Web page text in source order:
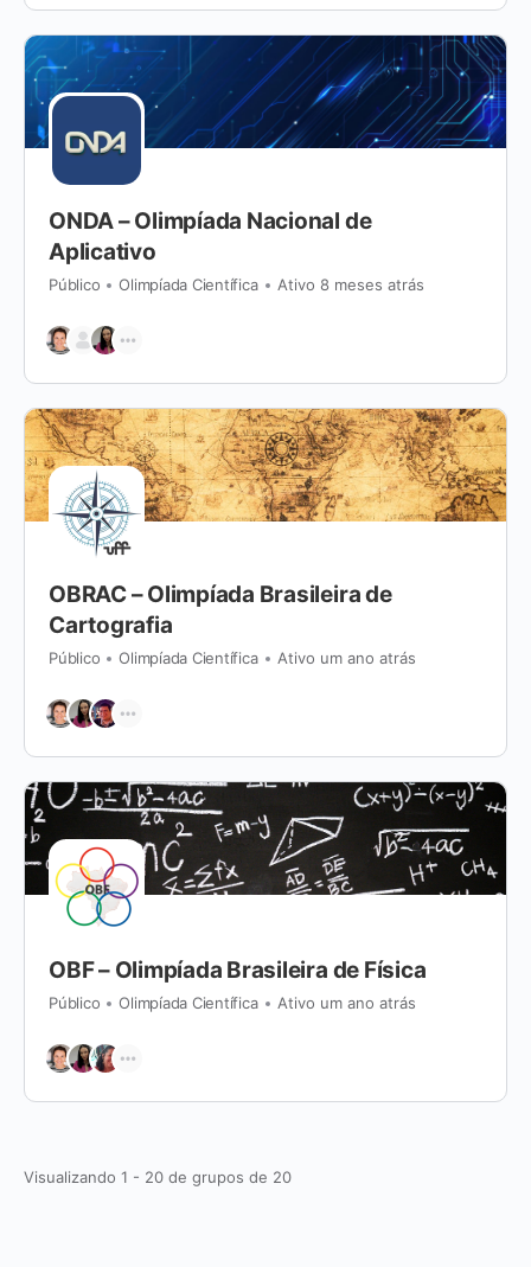
ONDA – Olimpíada Nacional de
Aplicativo
Público Olimpíada Científica Ativo 8 meses atrás
OBRAC – Olimpíada Brasileira de
Cartografia
Público Olimpíada Científica Ativo um ano atrás
OBF – Olimpíada Brasileira de Física
Público Olimpíada Científica Ativo um ano atrás
Visualizando 1 - 20 de grupos de 20